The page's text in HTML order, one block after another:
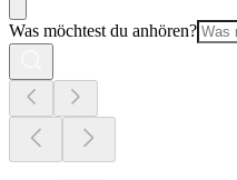
Was möchtest du anhören?